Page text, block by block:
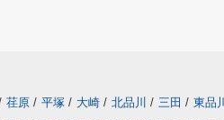
荏原 / 平塚 / 大崎 / 北品川 / 三田 / 東品川